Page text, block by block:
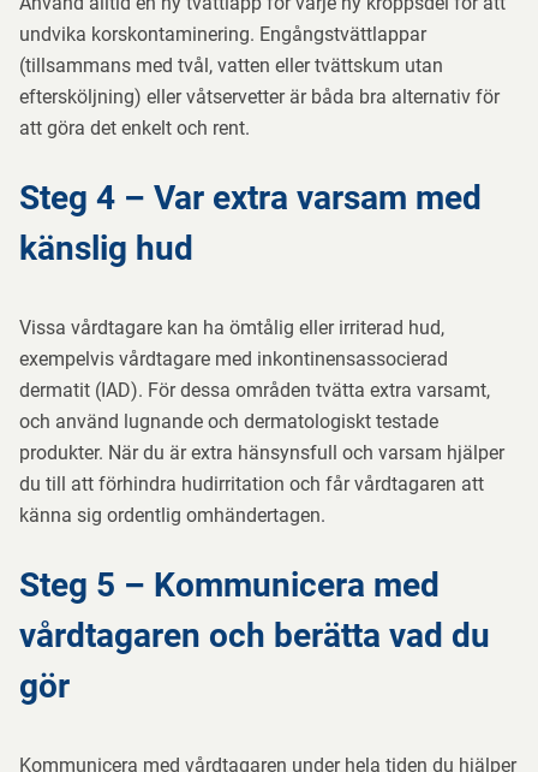
undvika korskontaminering. Engångstvättlappar
(tillsammans med tvål, vatten eller tvättskum utan
eftersköljning) eller våtservetter är båda bra alternativ för
att göra det enkelt och rent.
Steg 4 – Var extra varsam med
känslig hud
Vissa vårdtagare kan ha ömtålig eller irriterad hud,
exempelvis vårdtagare med inkontinensassocierad
dermatit (IAD). För dessa områden tvätta extra varsamt,
och använd lugnande och dermatologiskt testade
produkter. När du är extra hänsynsfull och varsam hjälper
du till att förhindra hudirritation och får vårdtagaren att
känna sig ordentlig omhändertagen.
Steg 5 – Kommunicera med
vårdtagaren och berätta vad du
gör
Kommunicera med vårdtagaren under hela tiden du hjälper